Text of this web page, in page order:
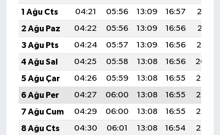
1 Ağu Cts
04:21 05:56 13:09 16:57
20:12
2 Ağu Paz
04:22 05:56 13:09 16:56
20:11
3 Ağu Pts
04:24 05:57 13:09 16:56
20:10
4 Ağu Sal
04:25 05:58 13:08 16:56
20:09
5 Ağu Çar
04:26 05:59 13:08 16:55
20:08
6 Ağu Per
04:27 06:00 13:08 16:55
20:07
7 Ağu Cum
04:29 06:00 13:08 16:55
20:06
8 Ağu Cts
04:30 06:01 13:08 16:54
20:05